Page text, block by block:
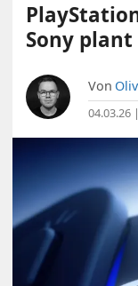
Sony plant
Von
04.03.26